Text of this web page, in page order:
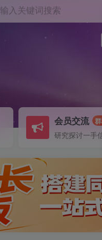
输入关键词搜索
会员交流
研究探讨一手